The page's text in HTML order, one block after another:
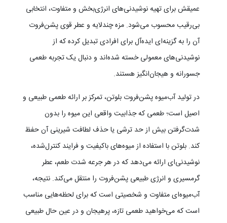
عمیقش برای تهیه نوشیدنی‌های انرژی‌بخش و متفاوت، انتخابی
بی‌رقیب محسوب می‌شود. مزه چندلایه و عطر قوی پشن‌فروت
آن را به گزینه‌ای ایده‌آل برای افرادی تبدیل کرده که از
نوشیدنی‌های معمولی خسته شده‌اند و دنبال یک تجربه طعمی
جسورانه و هیجان‌انگیز هستند.
در تولید آب‌میوه پشن‌فروت بلوتن، تمرکز بر ارائه طعمی طبیعی و
اصیل است؛ طعمی که جذابیت واقعی این میوه را بدون
شدت‌گرفتن بیش از حد ترشی یا حذف لطافت شیرینی آن حفظ
کند. بلوتن با استفاده از میوه‌های باکیفیت و فرایند کنترل‌شده،
نوشیدنی‌ای ارائه می‌دهد که در هر جرعه شدت طعم، عطر
گرمسیری و انرژی طبیعی پشن‌فروت را منتقل می‌کند. نتیجه،
آب‌میوه‌ای متفاوت و شخصیتی است که برای لحظه‌هایی مناسب
است که می‌خواهید طعمی تازه، پرهیجان و در عین حال طبیعی